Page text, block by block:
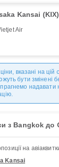
Kansai (KIX)
Air
вказані на цій
бути змінені
надавати
з Bangkok до
на
Kansai